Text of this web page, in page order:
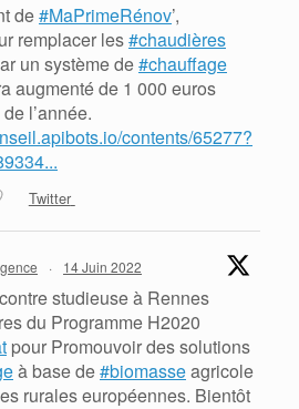
de#MaPrimeRénov’,
remplacer les#chaudières
un système de#chauffage
augmenté de 1 000 euros
l’année.
contents/65277?
Twitter
· 14 Juin 2022
studieuse à Rennes
du Programme H2020
pour Promouvoir des solutions
à base de#biomasseagricole
rurales européennes. Bientôt